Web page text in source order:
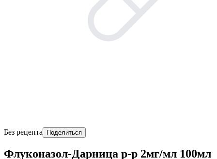
Без рецепта Поделиться
Флуконазол-Дарница р-р 2мг/мл 100мл